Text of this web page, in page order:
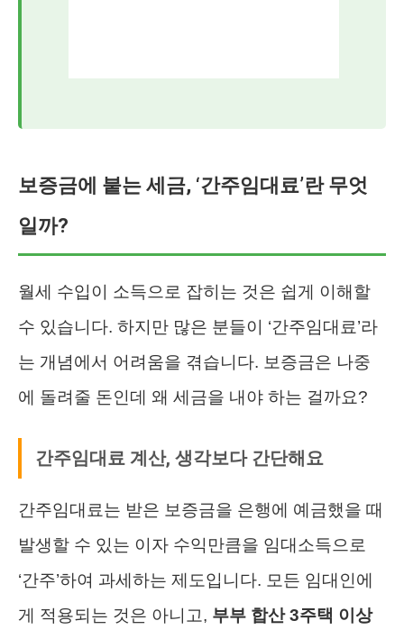
보증금에 붙는 세금, ‘간주임대료’란 무엇
일까?
월세 수입이 소득으로 잡히는 것은 쉽게 이해할
수 있습니다. 하지만 많은 분들이 ‘간주임대료’라
는 개념에서 어려움을 겪습니다. 보증금은 나중
에 돌려줄 돈인데 왜 세금을 내야 하는 걸까요?
간주임대료 계산, 생각보다 간단해요
간주임대료는 받은 보증금을 은행에 예금했을 때
발생할 수 있는 이자 수익만큼을 임대소득으로
‘간주’하여 과세하는 제도입니다. 모든 임대인에
게 적용되는 것은 아니고, 부부 합산 3주택 이상